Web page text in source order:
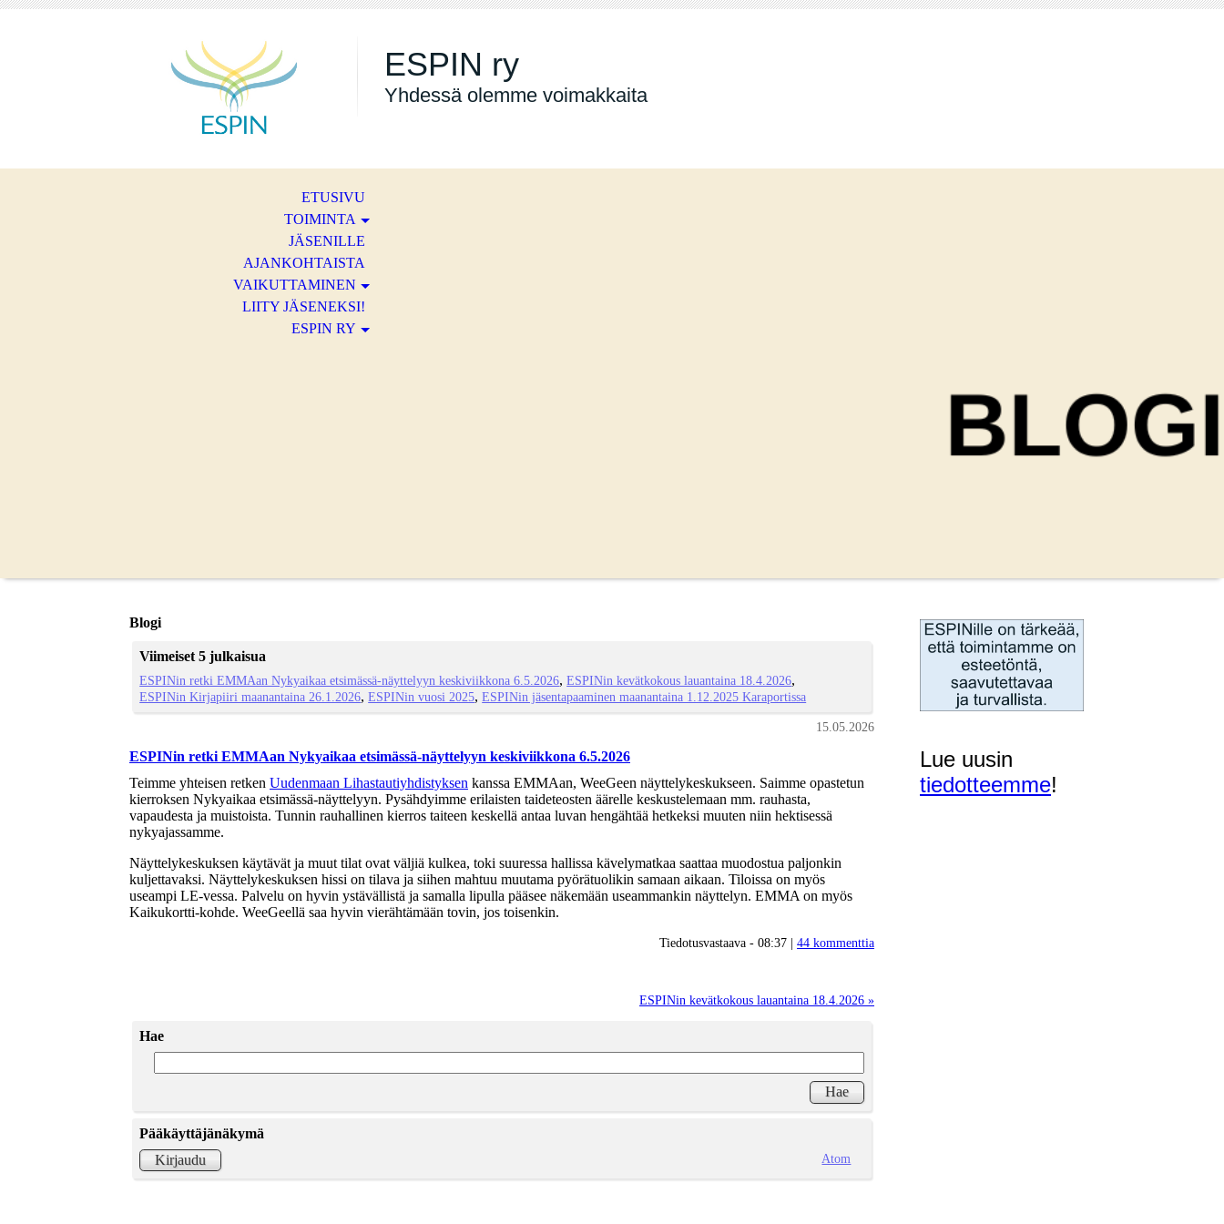
ESPIN ry
Yhdessä olemme voimakkaita
ETUSIVU
TOIMINTA
JÄSENILLE
AJANKOHTAISTA
VAIKUTTAMINEN
LIITY JÄSENEKSI!
ESPIN RY
Blogi
Viimeiset 5 julkaisua
ESPINin retki EMMAan Nykyaikaa etsimässä-näyttelyyn keskiviikkona 6.5.2026 ESPINin kevätkokous lauantaina 18.4.2026
ESPINin Kirjapiiri maanantaina 26.1.2026 ESPINin vuosi 2025 ESPINin jäsentapaaminen maanantaina 1.12.2025 Karaportissa
15.05.2026
ESPINin retki EMMAan Nykyaikaa etsimässä-näyttelyyn keskiviikkona 6.5.2026
Teimme yhteisen retken Uudenmaan Lihastautiyhdistyksen kanssa EMMAan, WeeGeen näyttelykeskukseen. Saimme opastetun
kierroksen Nykyaikaa etsimässä-näyttelyyn. Pysähdyimme erilaisten taideteosten äärelle keskustelemaan mm. rauhasta,
vapaudesta ja muistoista. Tunnin rauhallinen kierros taiteen keskellä antaa luvan hengähtää hetkeksi muuten niin hektisessä
nykyajassamme.
Näyttelykeskuksen käytävät ja muut tilat ovat väljiä kulkea, toki suuressa hallissa kävelymatkaa saattaa muodostua paljonkin
kuljettavaksi. Näyttelykeskuksen hissi on tilava ja siihen mahtuu muutama pyörätuolikin samaan aikaan. Tiloissa on myös
useampi LE-vessa. Palvelu on hyvin ystävällistä ja samalla lipulla pääsee näkemään useammankin näyttelyn. EMMA on myös
Kaikukortti-kohde. WeeGeellä saa hyvin vierähtämään tovin, jos toisenkin.
Tiedotusvastaava - 08:37 | 44 kommenttia
ESPINin kevätkokous lauantaina 18.4.2026 »
Hae
Pääkäyttäjänäkymä
Kirjaudu
Atom
Lue uusin
tiedotteemme!